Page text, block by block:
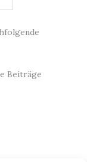
Beiträge